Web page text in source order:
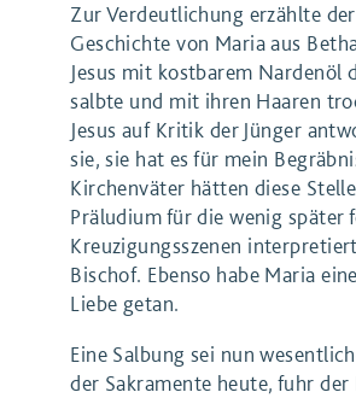
Zur Verdeutlichung erzählte
Geschichte von Maria aus
Jesus mit kostbarem Nardenöl
salbte und mit ihren Haaren
Jesus auf Kritik der Jünger
sie, sie hat es für mein
Kirchenväter hätten diese
Präludium für die wenig später
Kreuzigungsszenen
Bischof. Ebenso habe Maria
Liebe getan.
Eine Salbung sei nun
der Sakramente heute, fuhr